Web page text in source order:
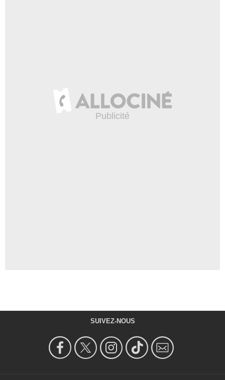
SUIVEZ-NOUS